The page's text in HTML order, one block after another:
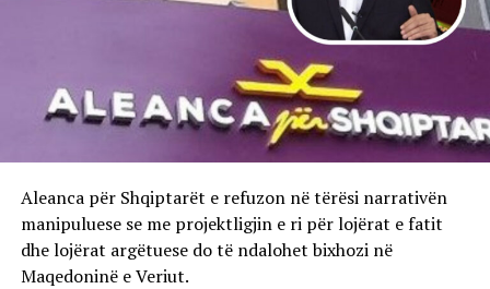
Aleanca për Shqiptarët e refuzon në tërësi narrativën
manipuluese se me projektligjin e ri për lojërat e fatit
dhe lojërat argëtuese do të ndalohet bixhozi në
Maqedoninë e Veriut.